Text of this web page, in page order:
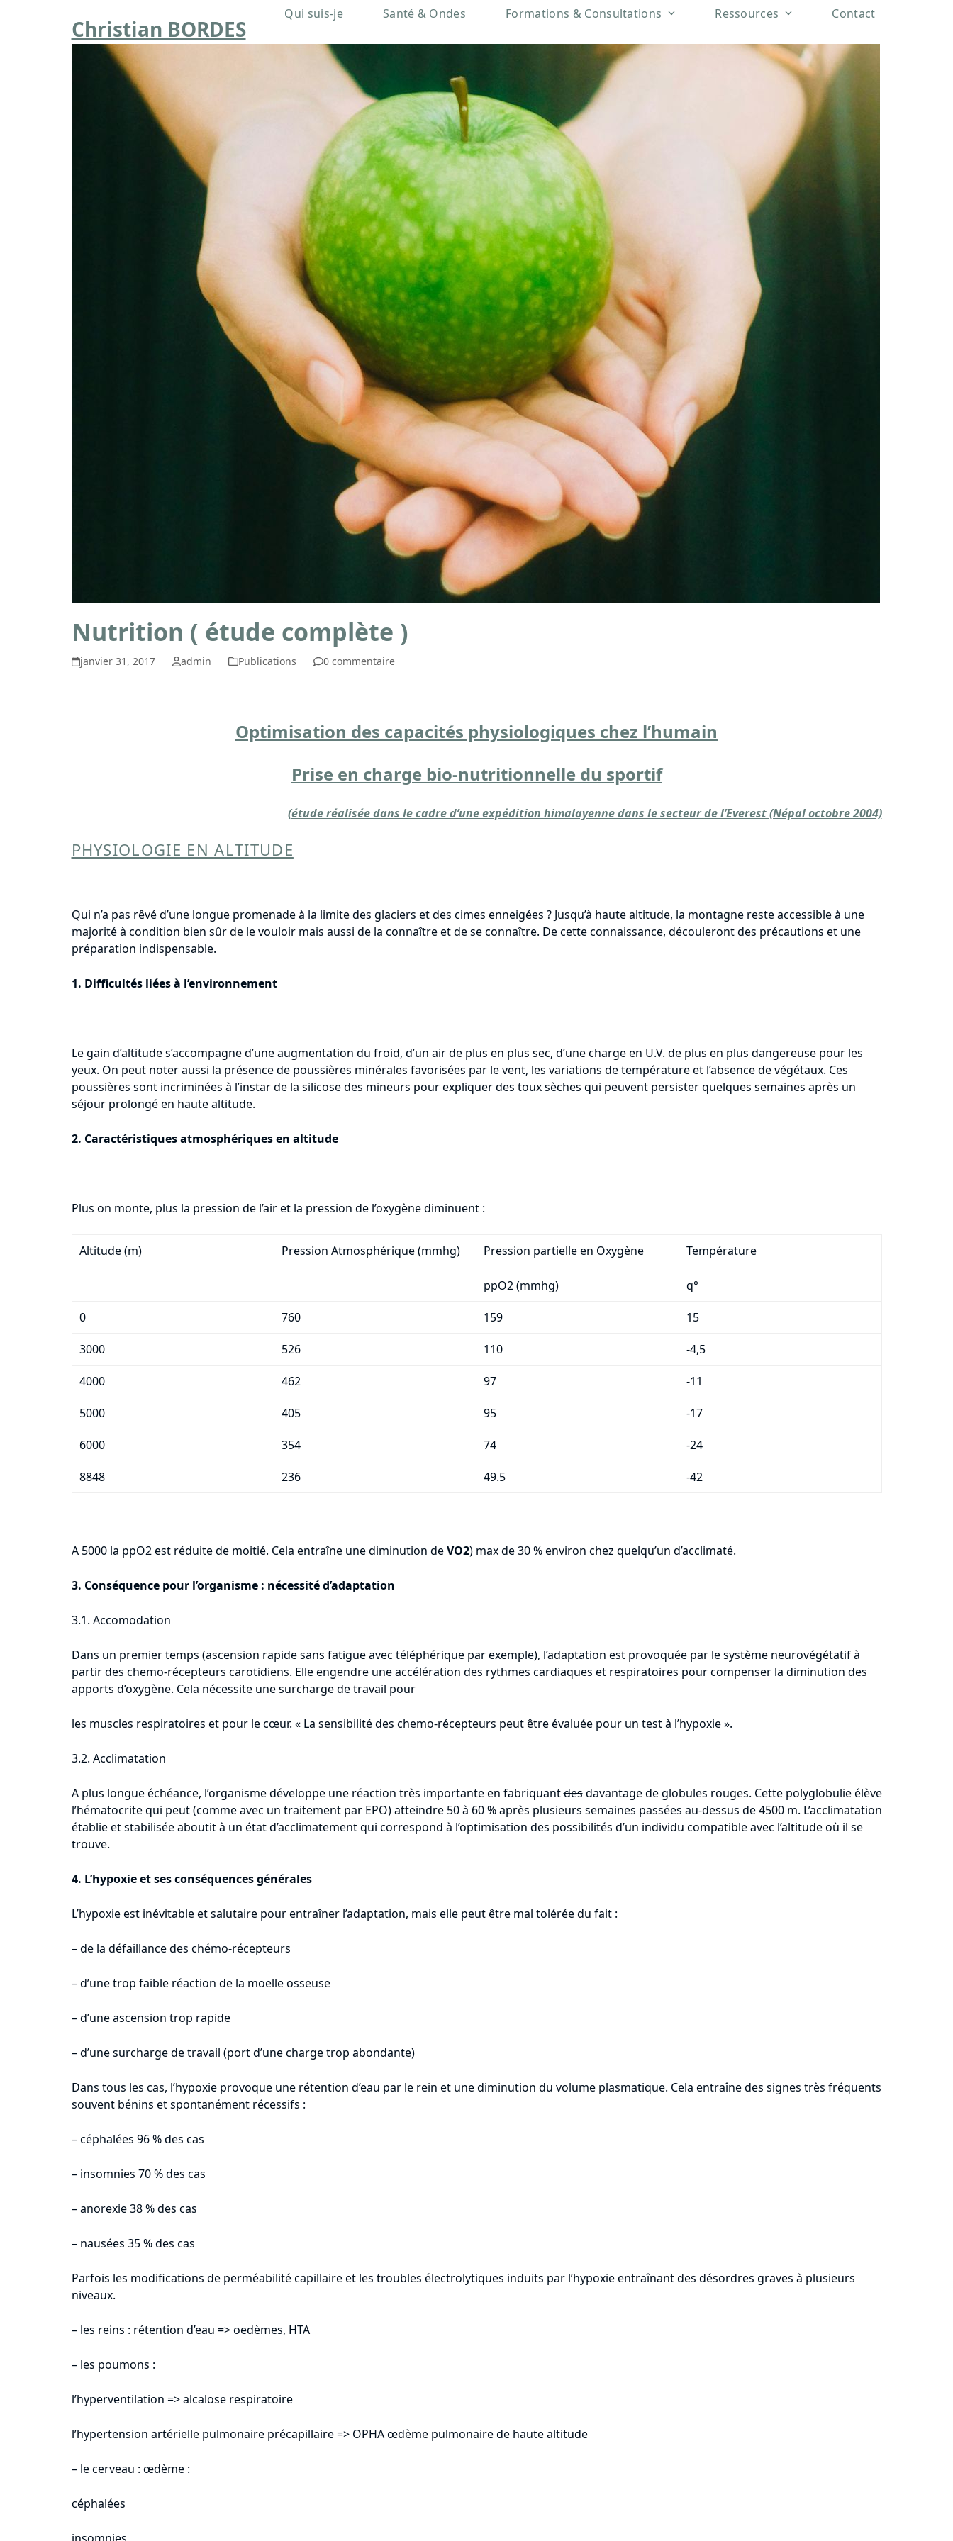
Christian BORDES
Qui suis-je Santé & Ondes Formations & Consultations Ressources Contact
Nutrition ( étude complète )
janvier 31, 2017 admin Publications 0 commentaire
Optimisation des capacités physiologiques chez l’humain
Prise en charge bio-nutritionnelle du sportif
(étude réalisée dans le cadre d’une expédition himalayenne dans le secteur de l’Everest (Népal octobre 2004)
PHYSIOLOGIE EN ALTITUDE
Qui n’a pas rêvé d’une longue promenade à la limite des glaciers et des cimes enneigées ? Jusqu’à haute altitude, la montagne reste accessible à une
majorité à condition bien sûr de le vouloir mais aussi de la connaître et de se connaître. De cette connaissance, découleront des précautions et une
préparation indispensable.
1. Difficultés liées à l’environnement
Le gain d’altitude s’accompagne d’une augmentation du froid, d’un air de plus en plus sec, d’une charge en U.V. de plus en plus dangereuse pour les
yeux. On peut noter aussi la présence de poussières minérales favorisées par le vent, les variations de température et l’absence de végétaux. Ces
poussières sont incriminées à l’instar de la silicose des mineurs pour expliquer des toux sèches qui peuvent persister quelques semaines après un
séjour prolongé en haute altitude.
2. Caractéristiques atmosphériques en altitude
Plus on monte, plus la pression de l’air et la pression de l’oxygène diminuent :
Altitude (m) Pression Atmosphérique (mmhg) Pression partielle en Oxygène
ppO2(mmhg)
Température
q°
0 760 159 15
3000 526 110 -4,5
4000 462 97 -11
5000 405 95 -17
6000 354 74 -24
8848 236 49.5 -42
A 5000 la ppO2est réduite de moitié. Cela entraîne une diminution deVO2) max de 30 % environ chez quelqu’un d’acclimaté.
3. Conséquence pour l’organisme : nécessité d’adaptation
3.1. Accomodation
Dans un premier temps (ascension rapide sans fatigue avec téléphérique par exemple), l’adaptation est provoquée par le système neurovégétatif à
partir des chemo-récepteurs carotidiens. Elle engendre une accélération des rythmes cardiaques et respiratoires pour compenser la diminution des
apports d’oxygène. Cela nécessite une surcharge de travail pour
les muscles respiratoires et pour le cœur.«La sensibilité des chemo-récepteurs peut être évaluée pour un test à l’hypoxie».
3.2. Acclimatation
A plus longue échéance, l’organisme développe une réaction très importante en fabriquantdesdavantage de globules rouges. Cette polyglobulie élève
l’hématocrite qui peut (comme avec un traitement par EPO) atteindre 50 à 60 % après plusieurs semaines passées au-dessus de 4500 m. L’acclimatation
établie et stabilisée aboutit à un état d’acclimatement qui correspond à l’optimisation des possibilités d’un individu compatible avec l’altitude où il se
trouve.
4. L’hypoxie et ses conséquences générales
L’hypoxie est inévitable et salutaire pour entraîner l’adaptation, mais elle peut être mal tolérée du fait :
– de la défaillance des chémo-récepteurs
– d’une trop faible réaction de la moelle osseuse
– d’une ascension trop rapide
– d’une surcharge de travail (port d’une charge trop abondante)
Dans tous les cas, l’hypoxie provoque une rétention d’eau par le rein et une diminution du volume plasmatique. Cela entraîne des signes très fréquents
souvent bénins et spontanément récessifs :
– céphalées 96 % des cas
– insomnies 70 % des cas
– anorexie 38 % des cas
– nausées 35 % des cas
Parfois les modifications de perméabilité capillaire et les troubles électrolytiques induits par l’hypoxie entraînant des désordres graves à plusieurs
niveaux.
– les reins : rétention d’eau => oedèmes, HTA
– les poumons :
l’hyperventilation => alcalose respiratoire
l’hypertension artérielle pulmonaire précapillaire => OPHA œdème pulmonaire de haute altitude
– le cerveau : œdème :
céphalées